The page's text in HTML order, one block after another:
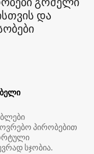
და
პირობებით
სჯობია.